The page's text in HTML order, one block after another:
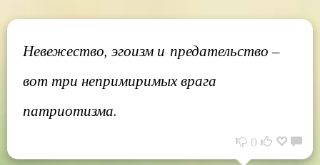
Невежество, эгоизм и предательство –
вот три непримиримых врага
патриотизма.
0